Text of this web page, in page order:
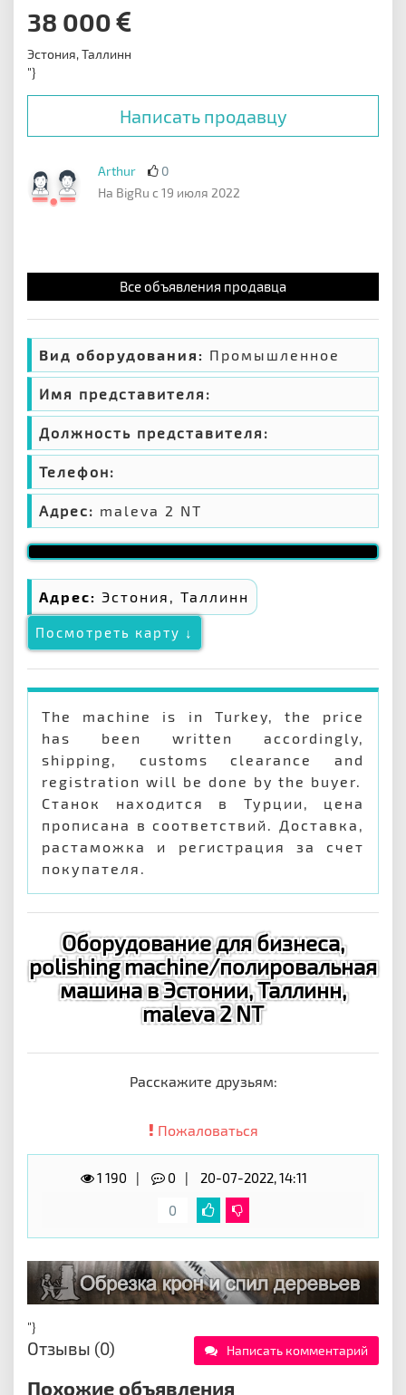
38 000
Эстония, Таллинн
"}
Написать продавцу
Arthur
0
На BigRu с 19 июля 2022
Все объявления продавца
Вид оборудования: Промышленное
Имя представителя:
Должность представителя:
Телефон:
Адрес: maleva 2 NT
Адрес: Эстония, Таллинн
Посмотреть карту ↓
The machine is in Turkey, the price
has been written accordingly,
shipping, customs clearance and
registration will be done by the buyer.
Станок находится в Турции, цена
прописана в соответствий. Доставка,
растаможка и регистрация за счет
покупателя.
Оборудование для бизнеса,
polishing machine/полировальная
машина в Эстонии, Таллинн,
maleva 2 NT
Расскажите друзьям:
Пожаловаться
1 190 0
20-07-2022, 14:11
0
"}
Отзывы (0) Написать комментарий
Похожие объявления